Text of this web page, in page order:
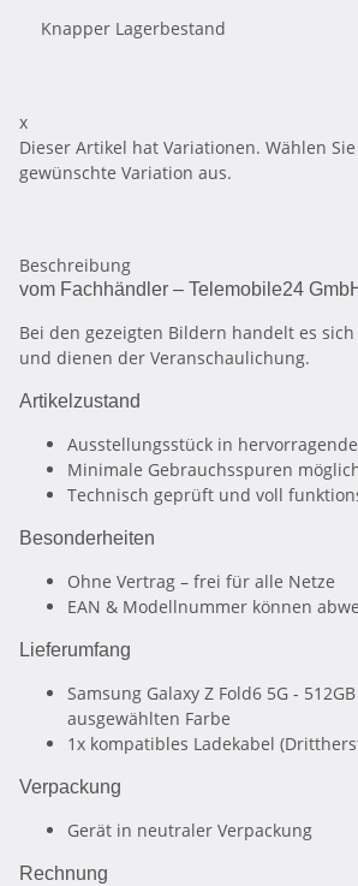
Knapper Lagerbestand
x
Dieser Artikel hat Variationen. Wählen
gewünschte Variation aus.
Beschreibung
vom Fachhändler – Telemobile24
Bei den gezeigten Bildern handelt es
und dienen der Veranschaulichung.
Artikelzustand
Ausstellungsstück in
Minimale Gebrauchsspuren
Technisch geprüft und voll
Besonderheiten
Ohne Vertrag – frei für alle Netze
EAN & Modellnummer können
Lieferumfang
Samsung Galaxy Z Fold6 5G -
ausgewählten Farbe
1x kompatibles Ladekabel
Verpackung
Gerät in neutraler Verpackung
Rechnung